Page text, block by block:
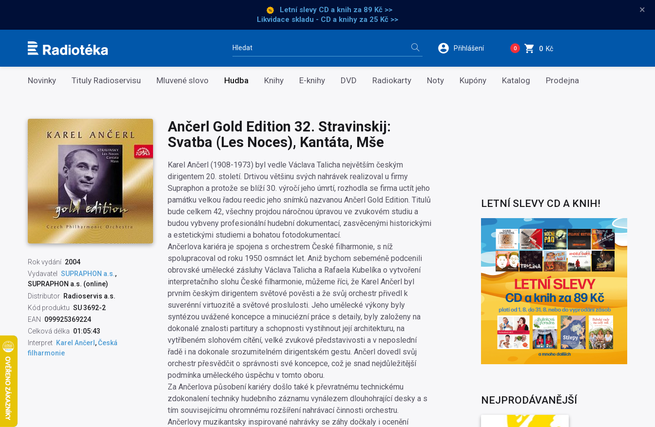
Letní slevy CD a knih za 89 Kč >>
Likvidace skladu - CD a knihy za 25 Kč >>
×
Vyhledávání Přihlášení 0 0 Kč
Kategorie
Novinky Tituly Radioservisu Mluvené slovo Hudba Knihy E-knihy DVD Radiokarty Noty Kupóny Katalog Prodejna
Rok vydání 2004
Vydavatel
SUPRAPHON a.s.,
SUPRAPHON a.s. (online)
Distributor Radioservis a.s.
Kód produktu SU 3692-2
EAN
099925369224
Celková délka 01:05:43
Interpret Karel Ančerl ,Česká
filharmonie
Ančerl Gold Edition 32. Stravinskij:
Svatba (Les Noces), Kantáta, Mše
Karel Ančerl (1908-1973) byl vedle Václava Talicha největším českým
dirigentem 20. století. Drtivou většinu svých nahrávek realizoval u firmy
Supraphon a protože se blíží 30. výročí jeho úmrtí, rozhodla se firma uctít jeho
památku velkou řadou reedic jeho snímků nazvanou Ančerl Gold Edition. Titulů
bude celkem 42, všechny projdou náročnou úpravou ve zvukovém studiu a
budou vybveny profesionální hudební dokumentací, zasvěcenými historickými
a estetickými studiemi a bohatou fotodokumentací.
Ančerlova kariéra je spojena s orchestrem České filharmonie, s níž
spolupracoval od roku 1950 osmnáct let. Aniž bychom sebeméně podcenili
obrovské umělecké zásluhy Václava Talicha a Rafaela Kubelíka o vytvoření
interpretačního slohu České filharmonie, můžeme říci, že Karel Ančerl byl
prvním českým dirigentem světové pověsti a že svůj orchestr přivedl k
suverénní virtuozitě a světové proslulosti. Jeho umělecké výkony byly
syntézou uvážené koncepce a minuciézní práce s detaily, byly založeny na
dokonalé znalosti partitury a schopnosti vystihnout její architekturu, na
vytříbeném slohovém cítění, velké zvukové představivosti a v neposlední
řadě i na dokonale srozumitelném dirigentském gestu. Ančerl dovedl svůj
orchestr přesvědčit o správnosti své koncepce, což je snad nejdůležitější
podmínka uměleckého úspěchu v tomto oboru.
Za Ančerlova působení kariéry došlo také k převratnému technickému
zdokonalení techniky hudebního záznamu vynálezem dlouhohrající desky a s
tím souvisejícímu ohromnému rozšíření nahrávací činnosti orchestru.
Ančerlovy muzikantsky inspirované nahrávky se záhy dočkaly i ocenění
LETNÍ SLEVY CD A KNIH!
NEJPRODÁVANĚJŠÍ